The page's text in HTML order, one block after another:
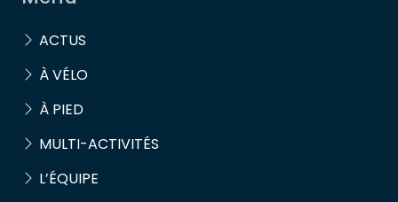
ACTUS
À VÉLO
À PIED
MULTI-ACTIVITÉS
L’ÉQUIPE